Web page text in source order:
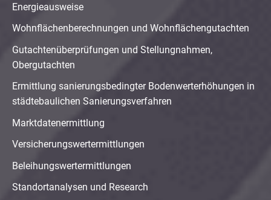
Energieausweise
Wohnflächenberechnungen und Wohnflächengutachten
Gutachtenüberprüfungen und Stellungnahmen,
Obergutachten
Ermittlung sanierungsbedingter Bodenwerterhöhungen in
städtebaulichen Sanierungsverfahren
Marktdatenermittlung
Versicherungswertermittlungen
Beleihungswertermittlungen
Standortanalysen und Research